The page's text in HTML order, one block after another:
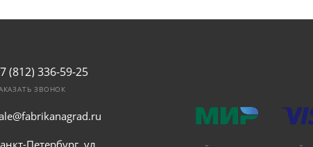
(812) 336-59-25
ЗВОНОК
Петербург, ул.